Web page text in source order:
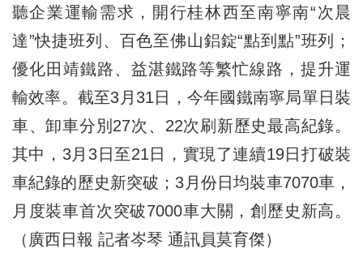
聽企業運輸需求，開行桂林西至南寧南“次晨
達”快捷班列、百色至佛山鋁錠“點到點”班列；
優化田靖鐵路、益湛鐵路等繁忙線路，提升運
輸效率。截至3月31日，今年國鐵南寧局單日裝
車、卸車分別27次、22次刷新歷史最高紀錄。
其中，3月3日至21日，實現了連續19日打破裝
車紀錄的歷史新突破；3月份日均裝車7070車，
月度裝車首次突破7000車大關，創歷史新高。
（廣西日報 記者岑琴 通訊員莫育傑）